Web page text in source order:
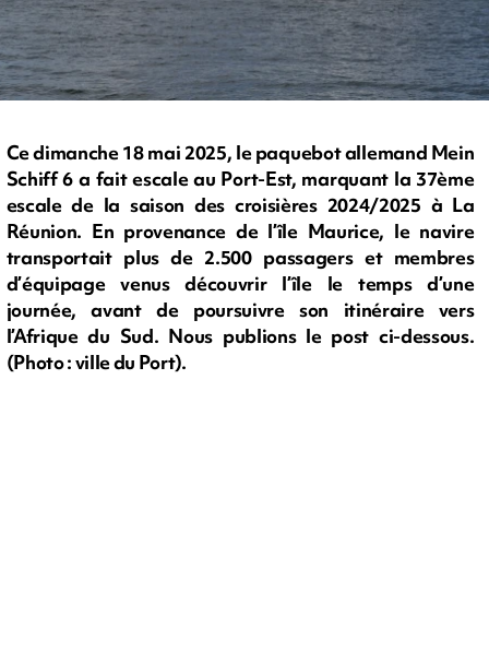
Ce dimanche 18 mai 2025, le paquebot allemand Mein
Schiff 6 a fait escale au Port-Est, marquant la 37ème
escale de la saison des croisières 2024/2025 à La
Réunion. En provenance de l’île Maurice, le navire
transportait plus de 2.500 passagers et membres
d’équipage venus découvrir l’île le temps d’une
journée, avant de poursuivre son itinéraire vers
l’Afrique du Sud. Nous publions le post ci-dessous.
(Photo : ville du Port).